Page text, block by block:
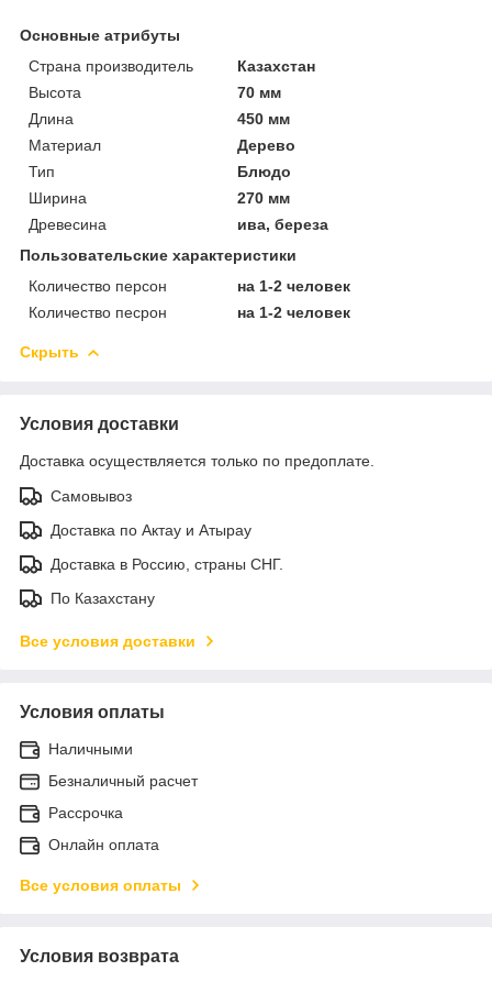
Основные атрибуты
Страна производитель
Казахстан
Высота
70 мм
Длина
450 мм
Материал
Дерево
Тип
Блюдо
Ширина
270 мм
Древесина
ива, береза
Пользовательские характеристики
Количество персон
на 1-2 человек
Количество песрон
на 1-2 человек
Скрыть
Условия доставки
Доставка осуществляется только по предоплате.
Самовывоз
Доставка по Актау и Атырау
Доставка в Россию, страны СНГ.
По Казахстану
Все условия доставки
Условия оплаты
Наличными
Безналичный расчет
Рассрочка
Онлайн оплата
Все условия оплаты
Условия возврата